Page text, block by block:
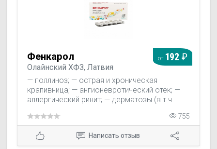
Фенкарол
Олайнский ХФЗ, Латвия
— поллиноз; — острая и хроническая
крапивница; — ангионевротический отек; —
аллергический ринит; — дерматозы (в т.ч.
нейродермит; — кожный зуд.
от 192
755
Написать отзыв